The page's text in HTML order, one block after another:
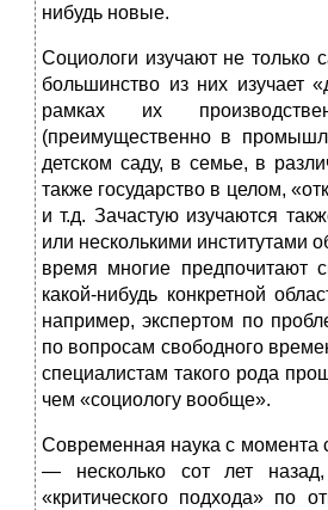
нибудь новые.
Социологи изучают не только
большинство из них изучает
рамках их
(преимущественно в
детском саду, в семье, в
также государство в целом,
и т.д. Зачастую изучаются
или несколькими институтами
время многие предпочитают
какой-нибудь конкретной
например, экспертом по
по вопросам свободного
специалистам такого рода
чем «социологу вообще».
Современная наука с момента
— несколько сот лет
«критического подхода» по